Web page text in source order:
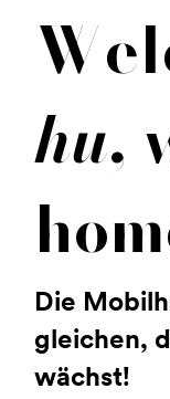
hu,
Die
gleichen,
wächst!